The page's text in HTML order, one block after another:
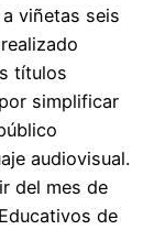
viñetas seis
títulos
simplificar
audiovisual.
del mes de
de